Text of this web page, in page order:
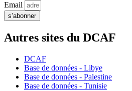
Email
s’abonner
Autres sites du DCAF
DCAF
Base de données - Libye
Base de données - Palestine
Base de données - Tunisie